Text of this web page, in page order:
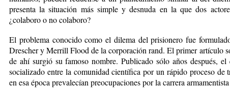
presenta la situación más simple y desnuda en la que dos
¿colaboro o no colaboro?
El problema conocido como el dilema del prisionero fue
Drescher y Merrill Flood de la corporación rand. El primer artículo
de ahí surgió su famoso nombre. Publicado sólo años después,
socializado entre la comunidad científica por un rápido proceso de
en esa época prevalecían preocupaciones por la carrera